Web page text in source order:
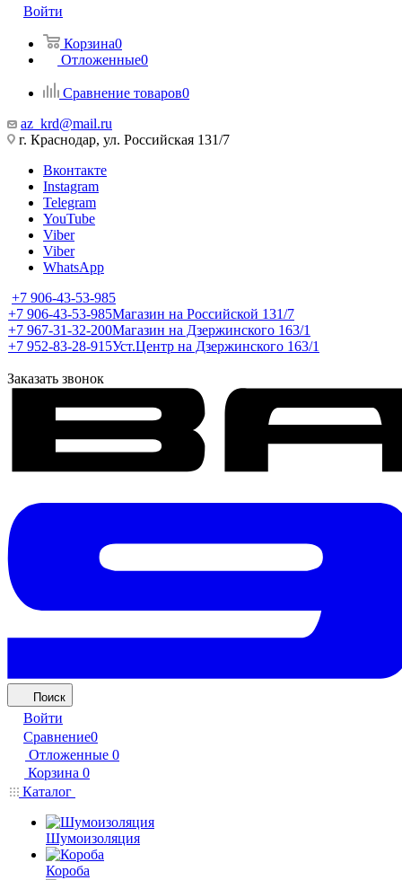
Войти
Корзина0
Отложенные0
Сравнение товаров0
az_krd@mail.ru
г. Краснодар, ул. Российская 131/7
Вконтакте
Instagram
Telegram
YouTube
Viber
Viber
WhatsApp
+7 906-43-53-985
+7 906-43-53-985Магазин на Российской 131/7
+7 967-31-32-200Магазин на Дзержинского 163/1
+7 952-83-28-915Уст.Центр на Дзержинского 163/1
Заказать звонок
Поиск
Войти
Сравнение0
Отложенные 0
Корзина 0
Каталог
Шумоизоляция
Короба